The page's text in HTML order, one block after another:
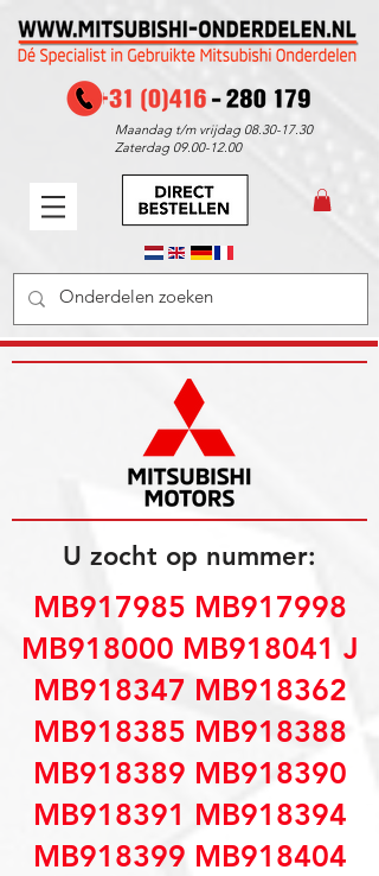
Maandag t/m vrijdag 08.30-17.30
Zaterdag 09.00-12.00
U zocht op nummer:
MB917985 MB917998
MB918000 MB918041 J
MB918347 MB918362
MB918385 MB918388
MB918389 MB918390
MB918391 MB918394
MB918399 MB918404